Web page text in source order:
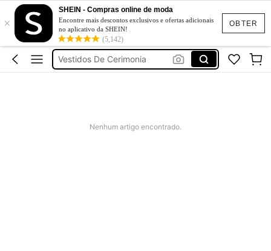
OBTER
×
SHEIN - Compras online de moda
Encontre mais descontos exclusivos e ofertas adicionais
no aplicativo da SHEIN!
(5,142)
Fato De Banho Mulher
Elitara
Vestidos De Verão
Vestidos De Cerimonia
Nenhum artigo encontrado.